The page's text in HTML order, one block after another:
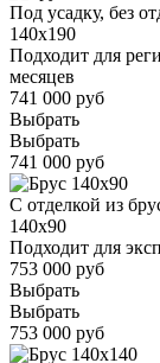
Под усадку, без
140x190
Подходит для
месяцев
741 000 руб
Выбрать
Выбрать
741 000 руб
С отделкой из
140x90
Подходит для
753 000 руб
Выбрать
Выбрать
753 000 руб